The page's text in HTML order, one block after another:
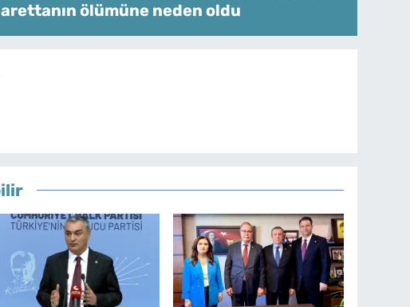
ölümüne neden oldu